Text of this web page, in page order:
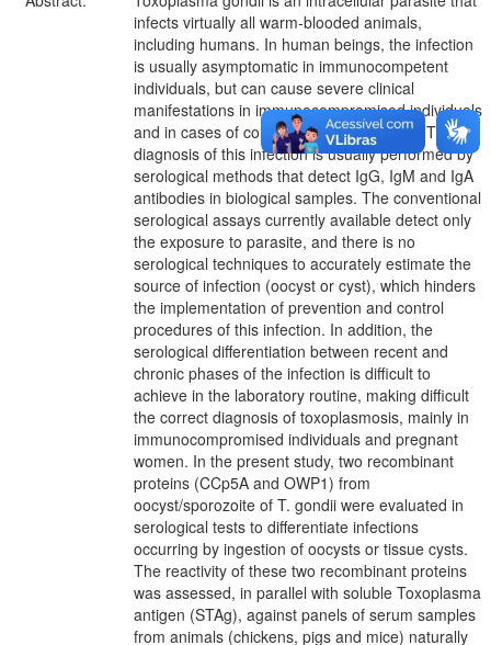
infects virtually all warm-blooded animals,
including humans. In human beings, the infection
is usually asymptomatic in immunocompetent
individuals, but can cause severe clinical
manifestations in immunocompromised individuals
and in cases of congenital toxoplasmosis. The
diagnosis of this infection is usually performed by
serological methods that detect IgG, IgM and IgA
antibodies in biological samples. The conventional
serological assays currently available detect only
the exposure to parasite, and there is no
serological techniques to accurately estimate the
source of infection (oocyst or cyst), which hinders
the implementation of prevention and control
procedures of this infection. In addition, the
serological differentiation between recent and
chronic phases of the infection is difficult to
achieve in the laboratory routine, making difficult
the correct diagnosis of toxoplasmosis, mainly in
immunocompromised individuals and pregnant
women. In the present study, two recombinant
proteins (CCp5A and OWP1) from
oocyst/sporozoite of T. gondii were evaluated in
serological tests to differentiate infections
occurring by ingestion of oocysts or tissue cysts.
The reactivity of these two recombinant proteins
was assessed, in parallel with soluble Toxoplasma
antigen (STAg), against panels of serum samples
from animals (chickens, pigs and mice) naturally